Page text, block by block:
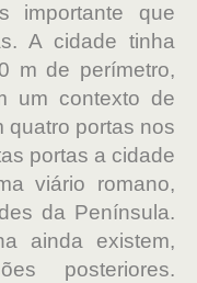
importante que
A cidade tinha
m de perímetro,
um contexto de
quatro portas nos
portas a cidade
viário romano,
da Península.
ainda existem,
posteriores.